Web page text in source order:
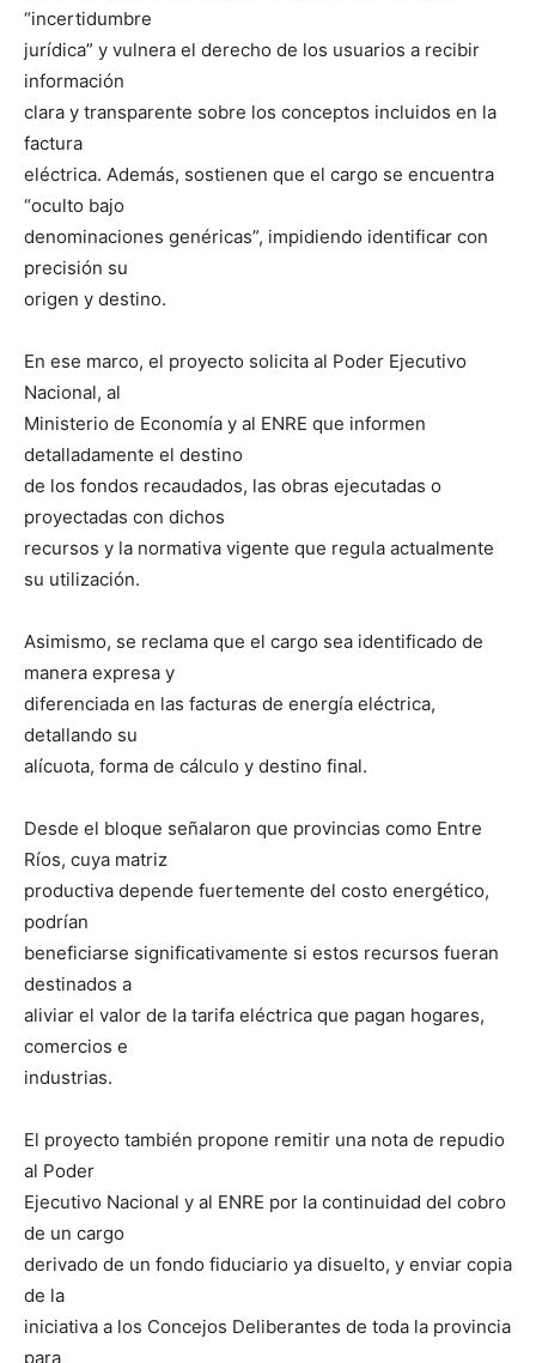
“incertidumbre
jurídica” y vulnera el derecho de los usuarios a recibir
información
clara y transparente sobre los conceptos incluidos en la
factura
eléctrica. Además, sostienen que el cargo se encuentra
“oculto bajo
denominaciones genéricas”, impidiendo identificar con
precisión su
origen y destino.
En ese marco, el proyecto solicita al Poder Ejecutivo
Nacional, al
Ministerio de Economía y al ENRE que informen
detalladamente el destino
de los fondos recaudados, las obras ejecutadas o
proyectadas con dichos
recursos y la normativa vigente que regula actualmente
su utilización.
Asimismo, se reclama que el cargo sea identificado de
manera expresa y
diferenciada en las facturas de energía eléctrica,
detallando su
alícuota, forma de cálculo y destino final.
Desde el bloque señalaron que provincias como Entre
Ríos, cuya matriz
productiva depende fuertemente del costo energético,
podrían
beneficiarse significativamente si estos recursos fueran
destinados a
aliviar el valor de la tarifa eléctrica que pagan hogares,
comercios e
industrias.
El proyecto también propone remitir una nota de repudio
al Poder
Ejecutivo Nacional y al ENRE por la continuidad del cobro
de un cargo
derivado de un fondo fiduciario ya disuelto, y enviar copia
de la
iniciativa a los Concejos Deliberantes de toda la provincia
para